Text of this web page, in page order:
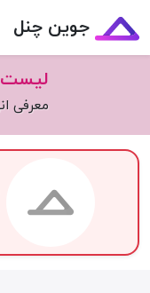
جوین چنل
لیست
معرفی